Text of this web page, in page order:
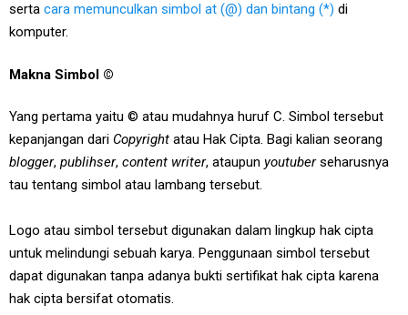
serta cara memunculkan simbol at (@) dan bintang (*) di
komputer.
Makna Simbol ©
Yang pertama yaitu © atau mudahnya huruf C. Simbol tersebut
kepanjangan dari Copyright atau Hak Cipta. Bagi kalian seorang
blogger, publihser, content writer, ataupun youtuberseharusnya
tau tentang simbol atau lambang tersebut.
Logo atau simbol tersebut digunakan dalam lingkup hak cipta
untuk melindungi sebuah karya. Penggunaan simbol tersebut
dapat digunakan tanpa adanya bukti sertifikat hak cipta karena
hak cipta bersifat otomatis.